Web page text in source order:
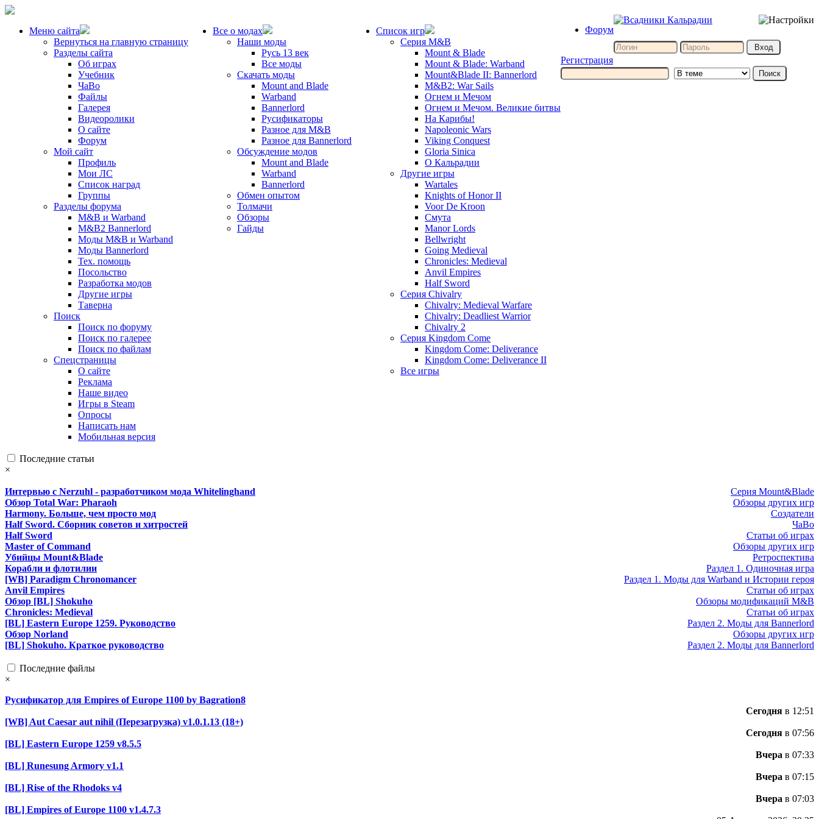
Меню сайта
Вернуться на главную страницу
Разделы сайта
Об играх
Учебник
ЧаВо
Файлы
Галерея
Видеоролики
О сайте
Форум
Мой сайт
Профиль
Мои ЛС
Список наград
Группы
Разделы форума
M&B и Warband
M&B2 Bannerlord
Моды M&B и Warband
Моды Bannerlord
Тех. помощь
Посольство
Разработка модов
Другие игры
Таверна
Поиск
Поиск по форуму
Поиск по галерее
Поиск по файлам
Спецстраницы
О сайте
Реклама
Наше видео
Игры в Steam
Опросы
Написать нам
Мобильная версия
Все о модах
Наши моды
Русь 13 век
Все моды
Скачать моды
Mount and Blade
Warband
Bannerlord
Русификаторы
Разное для M&B
Разное для Bannerlord
Обсуждение модов
Mount and Blade
Warband
Bannerlord
Обмен опытом
Толмачи
Обзоры
Гайды
Список игр
Серия M&B
Mount & Blade
Mount & Blade: Warband
Mount&Blade II: Bannerlord
M&B2: War Sails
Огнем и Мечом
Огнем и Мечом. Великие битвы
На Карибы!
Napoleonic Wars
Viking Conquest
Gloria Sinica
О Кальрадии
Другие игры
Wartales
Knights of Honor II
Voor De Kroon
Смута
Manor Lords
Bellwright
Going Medieval
Chronicles: Medieval
Anvil Empires
Half Sword
Серия Chivalry
Chivalry: Medieval Warfare
Chivalry: Deadliest Warrior
Chivalry 2
Серия Kingdom Come
Kingdom Come: Deliverance
Kingdom Come: Deliverance II
Все игры
Форум
Регистрация
Последние статьи
×
Серия Mount&Blade
Интервью с Nerzuhl - разработчиком мода Whitelinghand
Обзоры других игр
Обзор Total War: Pharaoh
Создатели
Harmony. Больше, чем просто мод
ЧаВо
Half Sword. Сборник советов и хитростей
Статьи об играх
Half Sword
Обзоры других игр
Master of Command
Ретроспектива
Убийцы Mount&Blade
Раздел 1. Одиночная игра
Корабли и флотилии
Раздел 1. Моды для Warband и Истории героя
[WB] Paradigm Chronomancer
Статьи об играх
Anvil Empires
Обзоры модификаций M&B
Обзор [BL] Shokuho
Статьи об играх
Chronicles: Medieval
Раздел 2. Моды для Bannerlord
[BL] Eastern Europe 1259. Руководство
Обзоры других игр
Обзор Norland
Раздел 2. Моды для Bannerlord
[BL] Shokuho. Краткое руководство
Последние файлы
×
Русификатор для Empires of Europe 1100 by Bagration8
Сегодня в 12:51
[WB] Aut Caesar aut nihil (Перезагрузка) v1.0.1.13 (18+)
Сегодня в 07:56
[BL] Eastern Europe 1259 v8.5.5
Вчера в 07:33
[BL] Runesung Armory v1.1
Вчера в 07:15
[BL] Rise of the Rhodoks v4
Вчера в 07:03
[BL] Empires of Europe 1100 v1.4.7.3